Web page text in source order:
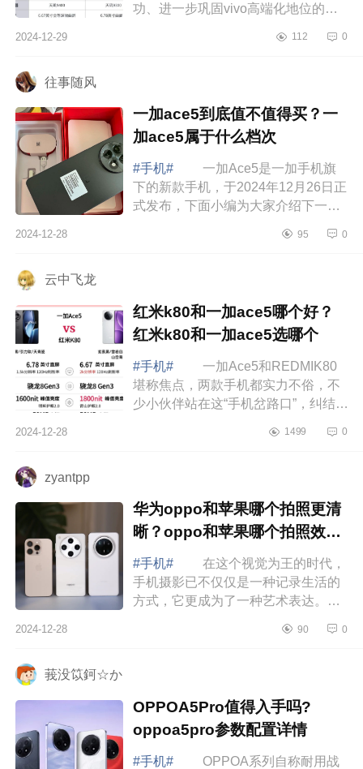
功、进一步巩固vivo高端化地位的期
和vivox200哪个好?vivox100和
2024-12-29 112 0
往事随风
一加ace5到底值不值得买？一
加ace5属于什么档次
#手机#
一加Ace5是一加手机旗
下的新款手机，于2024年12月26日正
式发布，下面小编为大家介绍下一加
什么档次 一加ace5到底值不值得
2024-12-28 95 0
云中飞龙
红米k80和一加ace5哪个好？
红米k80和一加ace5选哪个
#手机#
一加Ace5和REDMIK80
堪称焦点，两款手机都实力不俗，不
少小伙伴站在这“手机岔路口”，纠结得
为大家介绍下红米k80和一加ace5哪
2024-12-28 1499 0
zyantpp
华为oppo和苹果哪个拍照更清
晰？oppo和苹果哪个拍照效果
好
#手机#
在这个视觉为王的时代，
手机摄影已不仅仅是一种记录生活的
方式，它更成为了一种艺术表达。随
能也在不断提升，甚至在某些方面已
2024-12-28 90 0
莪没笖鈳☆か
OPPOA5Pro值得入手吗?
oppoa5pro参数配置详情
#手机#
OPPOA系列自称耐用战